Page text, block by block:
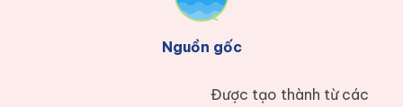
Nguồn gốc
Được tạo thành từ các